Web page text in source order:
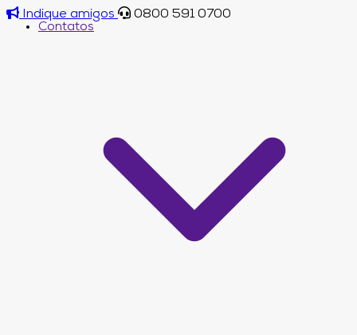
Indique amigos
0800 591 0700
Contatos